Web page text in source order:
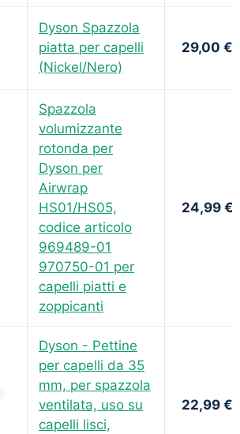
Dyson Spazzola
piatta per capelli
(Nickel/Nero)
29,00 €
Spazzola
volumizzante
rotonda per
Dyson per
Airwrap
HS01/HS05,
codice articolo
969489-01
970750-01 per
capelli piatti e
zoppicanti
24,99 €
Dyson - Pettine
per capelli da 35
mm, per spazzola
ventilata, uso su
capelli lisci,
22,99 €